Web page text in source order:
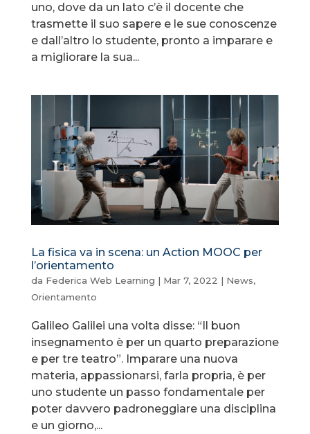
uno, dove da un lato c’è il docente che
trasmette il suo sapere e le sue conoscenze
e dall’altro lo studente, pronto a imparare e
a migliorare la sua...
La fisica va in scena: un Action MOOC per
l’orientamento
da Federica Web Learning | Mar 7, 2022 | News,
Orientamento
Galileo Galilei una volta disse: “Il buon
insegnamento è per un quarto preparazione
e per tre teatro”. Imparare una nuova
materia, appassionarsi, farla propria, è per
uno studente un passo fondamentale per
poter davvero padroneggiare una disciplina
e un giorno,...